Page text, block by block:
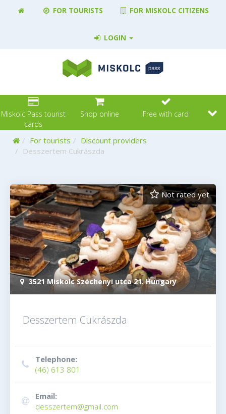
FOR TOURISTS FOR MISKOLC CITIZENS
LOGIN
Miskolc Pass tourist
cards
Shop online Free with card
HomeFor tourists
Discount providers
Desszertem Cukrászda
3521 Miskolc Széchenyi utca 21. Hungary
Not rated yet
Desszertem Cukrászda
Telephone:
(46) 613 801
Email:
desszertem@gmail.com